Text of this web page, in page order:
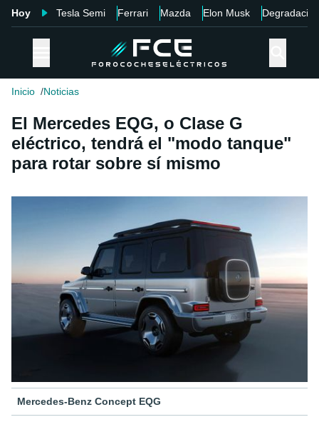
Hoy Tesla Semi Ferrari Mazda Elon Musk Degradación
Inicio Noticias
El Mercedes EQG, o Clase G
eléctrico, tendrá el "modo tanque"
para rotar sobre sí mismo
Mercedes-Benz Concept EQG